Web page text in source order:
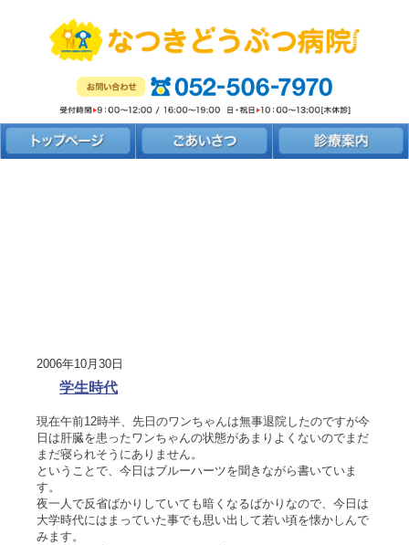
2006年10月30日
学生時代
現在午前12時半、先日のワンちゃんは無事退院したのですが今
日は肝臓を患ったワンちゃんの状態があまりよくないのでまだ
まだ寝られそうにありません。
ということで、今日はブルーハーツを聞きながら書いていま
す。
夜一人で反省ばかりしていても暗くなるばかりなので、今日は
大学時代にはまっていた事でも思い出して若い頃を懐かしんで
みます。